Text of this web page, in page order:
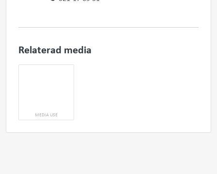
Relaterad media
MEDIA USE